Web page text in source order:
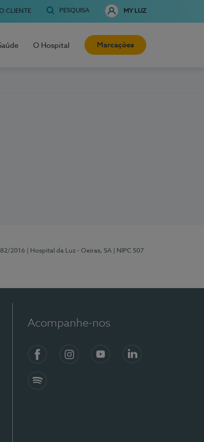
CLIENTE PESQUISA MY LUZ
O Hospital Marcações
2016 | Hospital da Luz - Oeiras, SA
| NIPC 507
Acompanhe-nos